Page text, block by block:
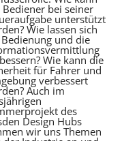
Bediener bei seiner
unterstützt
Wie lassen sich
und die
Wie kann die
für Fahrer und
verbessert
Auch im
des
Design Hubs
wir uns Themen